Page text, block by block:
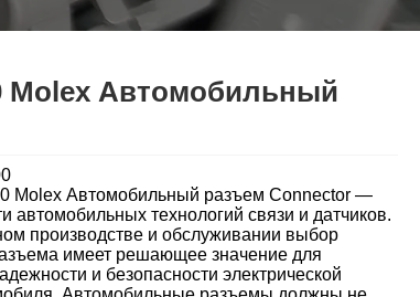
Molex Автомобильный
Molex Автомобильный разъем Connector —
автомобильных технологий связи и датчиков.
производстве и обслуживании выбор
имеет решающее значение для
и безопасности электрической